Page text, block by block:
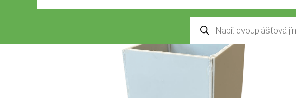
Products
search